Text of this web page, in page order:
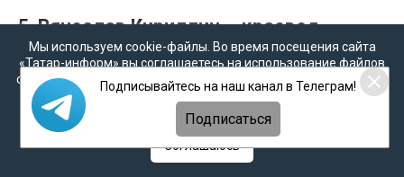
5. Вячеслав Кириллин – краевед,
популяризатор научных знаний
Мы используем cookie-файлы. Во время посещения сайта
«Татар-информ» вы соглашаетесь на использование файлов
cookie в соответствии с настоящим уведомлением, согласием
наобработку персональных данных,Политикой о
персональных данных
Политикой конфиденциальности
Соглашаюсь
Подписывайтесь на наш канал в Телеграм!
Подписаться